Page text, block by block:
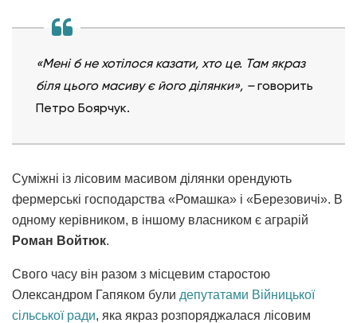
«Мені б не хотілося казати, хто це. Там якраз
біля цього масиву є його ділянки», – говорить
Петро Боярчук.
Суміжні із лісовим масивом ділянки орендують
фермерські господарства «Ромашка» і «Березовичі». В
одному керівником, в іншому власником є аграрій
Роман Войтюк.
Свого часу він разом з місцевим старостою
Олександром Гапяком були депутатами Війницької
сільської ради, яка якраз розпоряджалася лісовим